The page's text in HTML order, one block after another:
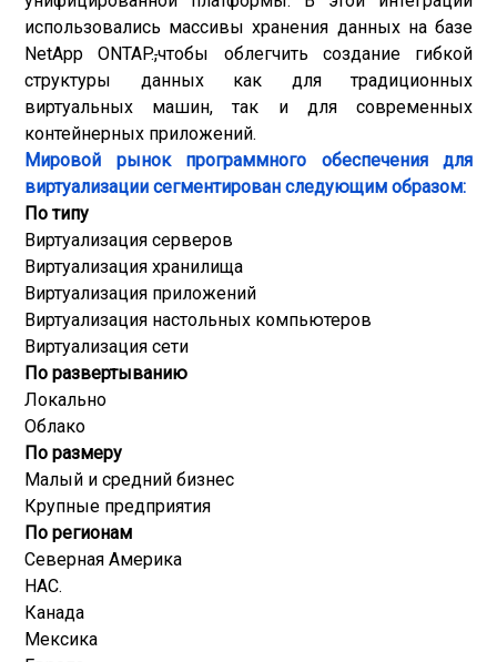
использовались массивы хранения данных на базе
NetApp ONTAP.,чтобы облегчить создание гибкой
структуры данных как для традиционных
виртуальных машин, так и для современных
контейнерных приложений.
Мировой рынок программного обеспечения для
виртуализации сегментирован следующим образом:
По типу
Виртуализация серверов
Виртуализация хранилища
Виртуализация приложений
Виртуализация настольных компьютеров
Виртуализация сети
По развертыванию
Локально
Облако
По размеру
Малый и средний бизнес
Крупные предприятия
По регионам
Северная Америка
НАС.
Канада
Мексика